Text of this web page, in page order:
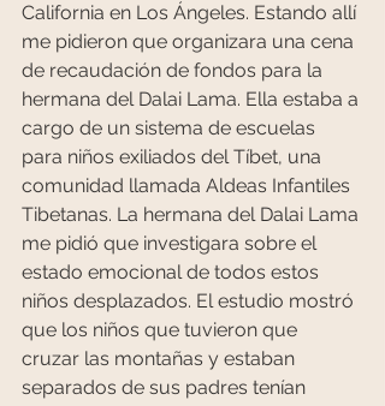
California en Los Ángeles. Estando allí
me pidieron que organizara una cena
de recaudación de fondos para la
hermana del Dalai Lama. Ella estaba a
cargo de un sistema de escuelas
para niños exiliados del Tíbet, una
comunidad llamada Aldeas Infantiles
Tibetanas. La hermana del Dalai Lama
me pidió que investigara sobre el
estado emocional de todos estos
niños desplazados. El estudio mostró
que los niños que tuvieron que
cruzar las montañas y estaban
separados de sus padres tenían